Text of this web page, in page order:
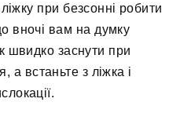
при безсонні робити
вночі вам на думку
швидко заснути при
а встаньте з ліжка і